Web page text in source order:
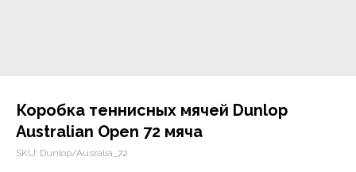
Коробка теннисных мячей Dunlop
Australian Open 72 мяча
SKU: Dunlop/Ausralia_72